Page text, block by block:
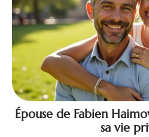
Épouse de Fabien
sa vie